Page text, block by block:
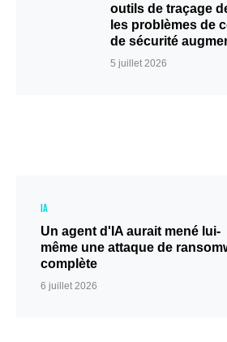
outils de traçage
les problèmes de
de sécurité
5 juillet 2026
IA
Un agent d'IA aurait mené lui-
même une attaque de
complète
6 juillet 2026